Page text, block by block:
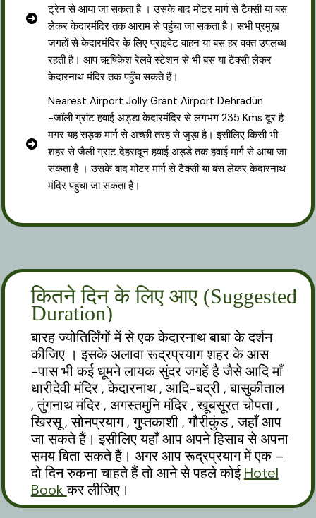
ट्रेन से आया जा सकता है । उसके बाद मोटर मार्ग से टैक्सी या बस
लेकर केदारमंदिर तक आराम से पहुंचा जा सकता है। सभी प्रमुख
जगहों से केदारमंदिर के लिए प्राइवेट वाहन या बस हर वक्त उपलब्ध
रहती है। आप ऋषिकेश रेलवे स्टेशन से भी बस या टैक्सी लेकर
केदारनाथ मंदिर तक पहुँच सकते हैं।
Nearest Airport Jolly Grant Airport Dehradun
-जॉली ग्रांट हवाई अड्डा केदारमंदिर से लगभग 235 Kms दूर है
मगर यह सड़क मार्ग से अच्छी तरह से जुड़ा है। इसीलिए किसी भी
शहर से जैली ग्रांट देहरादून हवाई अड्डे तक हवाई मार्ग से आया जा
सकता है । उसके बाद मोटर मार्ग से टैक्सी या बस लेकर केदारनाथ
मंदिर पहुंचा जा सकता है।
कितने दिन के लिए आए (Suggested
Duration)
बारह ज्योतिर्लिंगों में से एक केदारनाथ बाबा के दर्शन
कीजिए । इसके अलावा रूद्रप्रयाग शहर के आस
-पास भी कई धूमने लायक सुंदर जगहें है जैसे आदि माँ
धारीदेवी मंदिर , केदारनाथ , आदि-बद्री , बासुकीताल
, तुंगनाथ मंदिर , अगस्तमुनि मंदिर , खूबसूरत चोपता ,
खिरसू , सोनप्रयाग , गुप्तकाशी , गौरीकुंड , जहाँ आप
जा सकते हैं। इसीलिए यहाँ आप अपने हिसाब से अपना
समय बिता सकते हैं। अगर आप रूद्रप्रयाग में एक –
दो दिन रुकना चाहते हैं तो आने से पहले कोईHotel
Bookकर लीजिए।